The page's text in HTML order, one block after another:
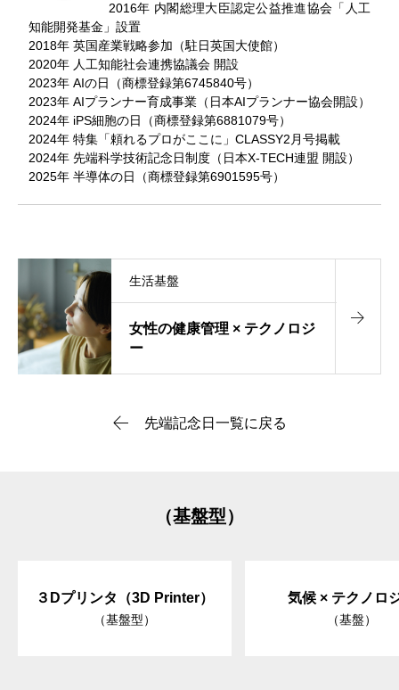
2016年 内閣総理大臣認定公益推進協会「人工
知能開発基金」設置
2018年 英国産業戦略参加（駐日英国大使館）
2020年 人工知能社会連携協議会 開設
2023年 AIの日（商標登録第6745840号）
2023年 AIプランナー育成事業（日本AIプランナー協会開設）
2024年 iPS細胞の日（商標登録第6881079号）
2024年 特集「頼れるプロがここに」CLASSY2月号掲載
2024年 先端科学技術記念日制度（日本X-TECH連盟 開設）
2025年 半導体の日（商標登録第6901595号）
女性の健康管理 × テクノロジ
ー
生活基盤
先端記念日一覧に戻る
（基盤型）
３Dプリンタ（3D Printer）
（基盤型）
気候 × テクノロ
（基盤）